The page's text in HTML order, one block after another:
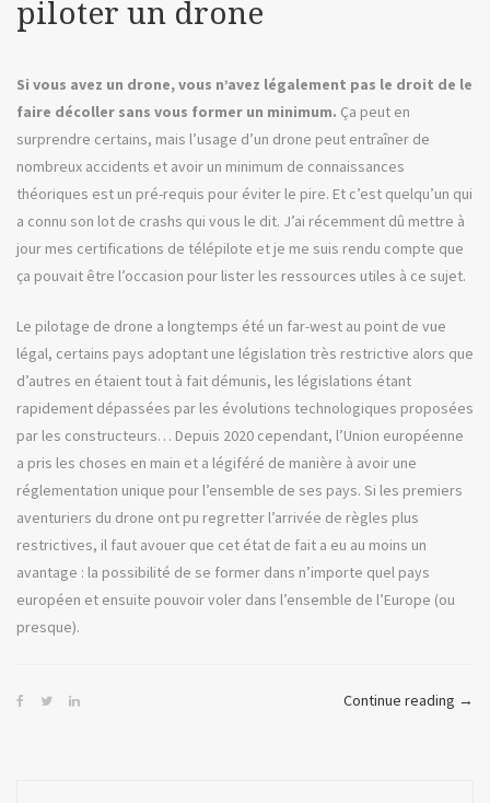
piloter un drone
Si vous avez un drone, vous n’avez légalement pas le droit de le
faire décoller sans vous former un minimum. Ça peut en
surprendre certains, mais l’usage d’un drone peut entraîner de
nombreux accidents et avoir un minimum de connaissances
théoriques est un pré-requis pour éviter le pire. Et c’est quelqu’un qui
a connu son lot de crashs qui vous le dit. J’ai récemment dû mettre à
jour mes certifications de télépilote et je me suis rendu compte que
ça pouvait être l’occasion pour lister les ressources utiles à ce sujet.
Le pilotage de drone a longtemps été un far-west au point de vue
légal, certains pays adoptant une législation très restrictive alors que
d’autres en étaient tout à fait démunis, les législations étant
rapidement dépassées par les évolutions technologiques proposées
par les constructeurs… Depuis 2020 cependant, l’Union européenne
a pris les choses en main et a légiféré de manière à avoir une
réglementation unique pour l’ensemble de ses pays. Si les premiers
aventuriers du drone ont pu regretter l’arrivée de règles plus
restrictives, il faut avouer que cet état de fait a eu au moins un
avantage : la possibilité de se former dans n’importe quel pays
européen et ensuite pouvoir voler dans l’ensemble de l’Europe (ou
presque).
Continue reading « Là-
→